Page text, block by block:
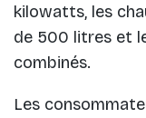
kilowatts, les
de 500 litres et
combinés.
Les